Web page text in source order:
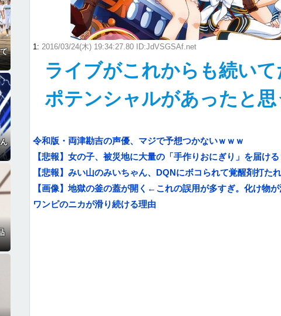
1: 2016/03/24(木) 19:34:27.80 ID:JdVSGSAf.net
ライブがこれからも続い
ポテンシャルがあったと思
令和版・両津勘吉の声優、マジで予想つかないｗｗｗ
【悲報】女の子、被災地に大量の「手作りおにぎり」を届け
【悲報】みい山のみいちゃん、DQNにボコられて覚醒剤打た
【画像】地獄の釜の蓋が開く←これの誤用が多すぎ。化け物
ワンピのニカが滑り続ける理由